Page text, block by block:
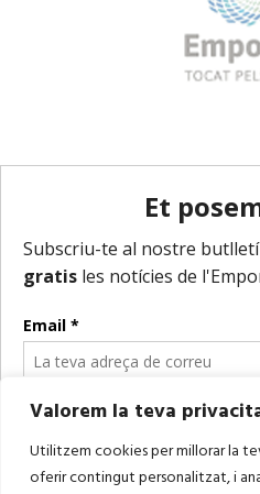
Valorem la teva
Utilitzem cookies per millorar la
oferir contingut personalitzat, i